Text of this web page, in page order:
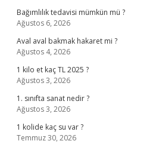
Bağımlılık tedavisi mümkün mü ?
Ağustos 6, 2026
Aval aval bakmak hakaret mi ?
Ağustos 4, 2026
1 kilo et kaç TL 2025 ?
Ağustos 3, 2026
1. sınıfta sanat nedir ?
Ağustos 3, 2026
1 kolide kaç su var ?
Temmuz 30, 2026